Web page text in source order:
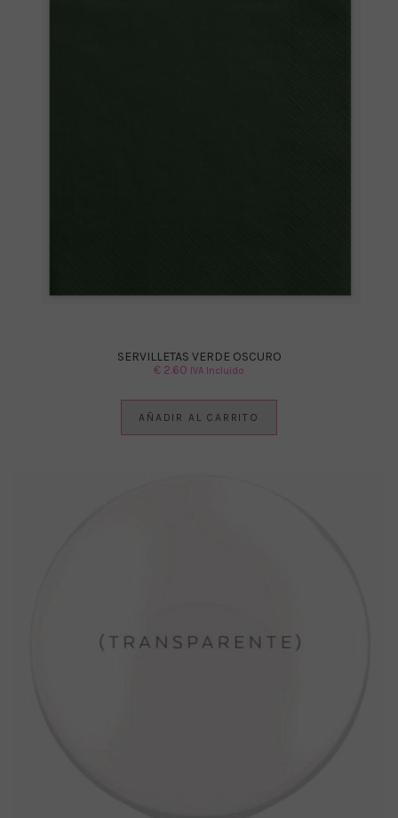
SERVILLETAS VERDE OSCURO
€ 2.60 IVA Incluido
AÑADIR AL CARRITO